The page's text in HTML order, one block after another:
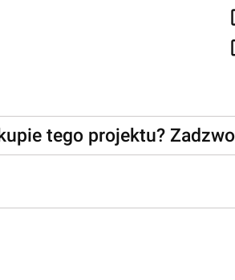
tego projektu?